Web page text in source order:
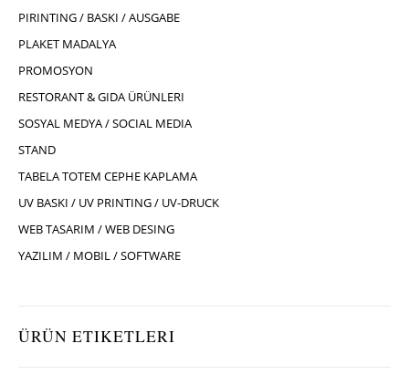
PIRINTING / BASKI / AUSGABE
PLAKET MADALYA
PROMOSYON
RESTORANT & GIDA ÜRÜNLERI
SOSYAL MEDYA / SOCIAL MEDIA
STAND
TABELA TOTEM CEPHE KAPLAMA
UV BASKI / UV PRINTING / UV-DRUCK
WEB TASARIM / WEB DESING
YAZILIM / MOBIL / SOFTWARE
ÜRÜN ETIKETLERI